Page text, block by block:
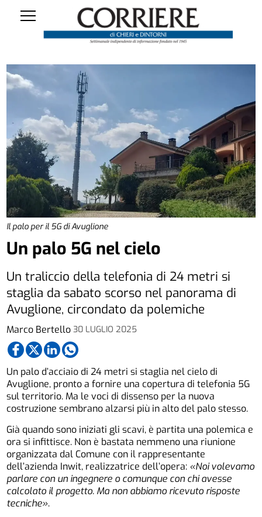
Il palo per il 5G di Avuglione
Marco Bertello 30 LUGLIO 2025
Un palo 5G nel cielo
Un traliccio della telefonia di 24 metri si
staglia da sabato scorso nel panorama di
Avuglione, circondato da polemiche
Un palo d’acciaio di 24 metri si staglia nel cielo di
Avuglione, pronto a fornire una copertura di telefonia 5G
sul territorio. Ma le voci di dissenso per la nuova
costruzione sembrano alzarsi più in alto del palo stesso.
Già quando sono iniziati gli scavi, è partita una polemica e
ora si infittisce. Non è bastata nemmeno una riunione
organizzata dal Comune con il rappresentante
dell’azienda Inwit, realizzatrice dell’opera: «Noi volevamo
parlare con un ingegnere o comunque con chi avesse
calcolato il progetto. Ma non abbiamo ricevuto risposte
tecniche».